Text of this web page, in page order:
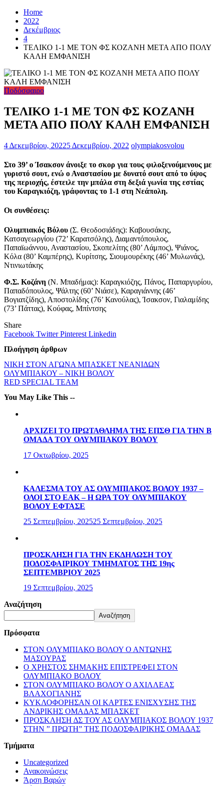
Home
2022
Δεκέμβριος
4
ΤΕΛΙΚΟ 1-1 ΜΕ ΤΟΝ ΦΣ ΚΟΖΑΝΗ ΜΕΤΑ ΑΠΟ ΠΟΛΥ
ΚΑΛΗ ΕΜΦΑΝΙΣΗ
Ποδόσφαιρο
ΤΕΛΙΚΟ 1-1 ΜΕ ΤΟΝ ΦΣ ΚΟΖΑΝΗ
ΜΕΤΑ ΑΠΟ ΠΟΛΥ ΚΑΛΗ ΕΜΦΑΝΙΣΗ
4 Δεκεμβρίου, 20225 Δεκεμβρίου, 2022 olympiakosvolou
Στο 39’ ο Ίσακσον άνοιξε το σκορ για τους φιλοξενούμενους με
γυριστό σουτ, ενώ ο Αναστασίου με δυνατό σουτ από το ύψος
της περιοχής, έστειλε την μπάλα στη δεξιά γωνία της εστίας
του Καραγκιόζη, γράφοντας το 1-1 στη Νεάπολη.
Οι συνθέσεις:
Ολυμπιακός Βόλου (Σ. Θεοδοσιάδης): Καβουσάκης,
Κατσαγεωργίου (72’ Καρατσόλης), Διαμαντόπουλος,
Παπαϊωάννου, Αναστασίου, Σκοπελίτης (80’ Λάμπος), Ψιάνος,
Κόλα (80’ Καμπέρης), Κυρίτσης, Σιουμουρέκης (46’ Μυλωνάς),
Ντινιωτάκης
Φ.Σ. Κοζάνη (Ν. Μπαδήμας): Καραγκιόζης, Πάνος, Παπαργυρίου,
Παπαδόπουλος, Ψάλτης (60’ Νιάσε), Καραγιάννης (46’
Βογιατζίδης), Αποστολίδης (76’ Κανούλας), Ίσακσον, Γιαλαμίδης
(73’ Πάττας), Κούφας, Μπίντσης
Share
Facebook TwitterPinterest Linkedin
Πλοήγηση άρθρων
ΝΙΚΗ ΣΤΟΝ ΑΓΩΝΑ ΜΠΑΣΚΕΤ ΝΕΑΝΙΔΩΝ
ΟΛΥΜΠΙΑΚΟΥ – ΝΙΚΗ ΒΟΛΟΥ
RED SPECIAL TEAM
You May Like This --
ΑΡΧΙΖΕΙ ΤΟ ΠΡΩΤΑΘΛΗΜΑ ΤΗΣ ΕΠΣΘ ΓΙΑ ΤΗΝ Β
ΟΜΑΔΑ ΤΟΥ ΟΛΥΜΠΙΑΚΟΥ ΒΟΛΟΥ
17 Οκτωβρίου, 2025
ΚΑΛΕΣΜΑ ΤΟΥ ΑΣ ΟΛΥΜΠΙΑΚΟΣ ΒΟΛΟΥ 1937 –
ΟΛΟΙ ΣΤΟ ΕΑΚ – Η ΩΡΑ ΤΟΥ ΟΛΥΜΠΙΑΚΟΥ
ΒΟΛΟΥ ΕΦΤΑΣΕ
25 Σεπτεμβρίου, 202525 Σεπτεμβρίου, 2025
ΠΡΟΣΚΛΗΣΗ ΓΙΑ ΤΗΝ ΕΚΔΗΛΩΣΗ ΤΟΥ
ΠΟΔΟΣΦΑΙΡΙΚΟΥ ΤΜΗΜΑΤΟΣ ΤΗΣ 19ης
ΣΕΠΤΕΜΒΡΙΟΥ 2025
19 Σεπτεμβρίου, 2025
Αναζήτηση
Αναζήτηση
Πρόσφατα
ΣΤΟΝ ΟΛΥΜΠΙΑΚΟ ΒΟΛΟΥ Ο ΑΝΤΩΝΗΣ
ΜΑΣΟΥΡΑΣ
Ο ΧΡΗΣΤΟΣ ΣΗΜΑΚΗΣ ΕΠΙΣΤΡΕΦΕΙ ΣΤΟΝ
ΟΛΥΜΠΙΑΚΟ ΒΟΛΟΥ
ΣΤΟΝ ΟΛΥΜΠΙΑΚΟ ΒΟΛΟΥ Ο ΑΧΙΛΛΕΑΣ
ΒΛΑΧΟΓΙΑΝΗΣ
ΚΥΚΛΟΦΟΡΗΣΑΝ ΟΙ ΚΑΡΤΕΣ ΕΝΙΣΧΥΣΗΣ ΤΗΣ
ΑΝΔΡΙΚΗΣ ΟΜΑΔΑΣ ΜΠΑΣΚΕΤ
ΠΡΟΣΚΛΗΣΗ ΔΣ ΤΟΥ ΑΣ ΟΛΥΜΠΙΑΚΟΣ ΒΟΛΟΥ 1937
ΣΤΗΝ ” ΠΡΩΤΗ” ΤΗΣ ΠΟΔΟΣΦΑΙΡΙΚΗΣ ΟΜΑΔΑΣ
Τμήματα
Uncategorized
Ανακοινώσεις
Άρση Βαρών